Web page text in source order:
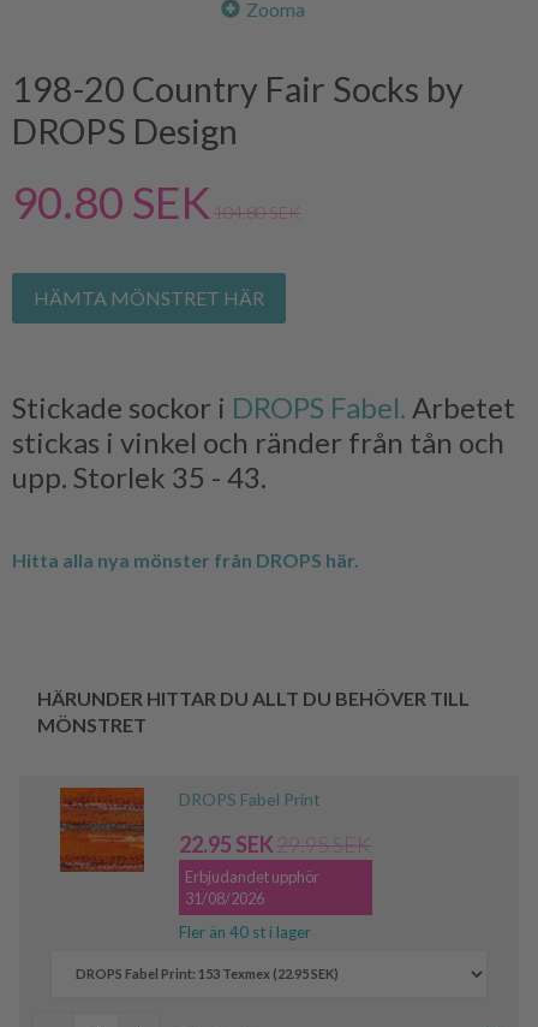
Zooma
198-20 Country Fair Socks by
DROPS Design
90.80 SEK 104.80 SEK
HÄMTA MÖNSTRET HÄR
Stickade sockor i DROPS Fabel. Arbetet
stickas i vinkel och ränder från tån och
upp. Storlek 35 - 43.
Hitta alla nya mönster från DROPS här.
HÄRUNDER HITTAR DU ALLT DU BEHÖVER TILL
MÖNSTRET
DROPS Fabel Print
22.95 SEK29.95 SEK
Erbjudandet upphör
31/08/2026
Fler än 40 st i lager